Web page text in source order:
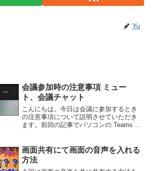
Yu
会議参加時の注意事項 ミュー
ト、会議チャット
こんにちは。今日は会議に参加するとき
の注意事項について説明させていただき
ます。前回の記事でパソコンの Teams ア
クリックして会議に参加するときの注意
事項を説明いた...
画面共有にて画面の音声を入れる
方法